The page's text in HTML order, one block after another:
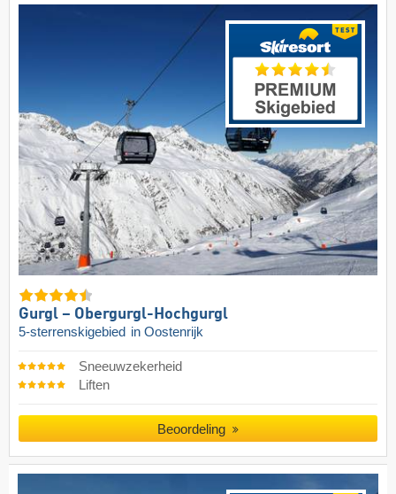
Gurgl – Obergurgl-Hochgurgl
5-sterrenskigebied in Oostenrijk
Sneeuwzekerheid
Liften
Beoordeling